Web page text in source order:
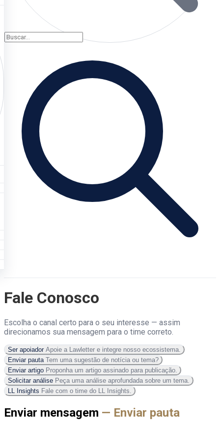
Fale Conosco
Escolha o canal certo para o seu interesse — assim
direcionamos sua mensagem para o time correto.
Ser apoiador Apoie a Lawletter e integre nosso ecossistema.
Enviar pauta Tem uma sugestão de notícia ou tema?
Enviar artigo Proponha um artigo assinado para publicação.
Solicitar análise Peça uma análise aprofundada sobre um tema.
LL Insights Fale com o time do LL Insights.
Enviar mensagem — Enviar pauta